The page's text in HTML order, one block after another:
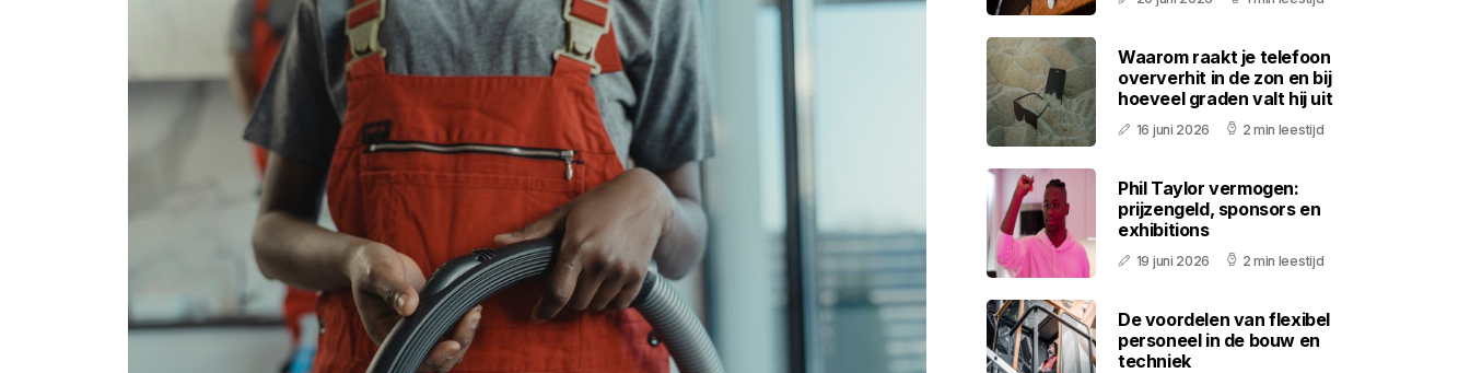
Waarom raakt je telefoon
oververhit in de zon en bij
hoeveel graden valt hij uit
16 juni 2026 2 min leestijd
Phil Taylor vermogen:
prijzengeld, sponsors en
exhibitions
19 juni 2026 2 min leestijd
De voordelen van flexibel
personeel in de bouw en
techniek